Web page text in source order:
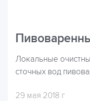
Локальные
сточных вод
29 мая 2018 г